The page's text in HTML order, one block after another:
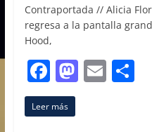
Contraportada // Alicia
regresa a la pantalla
Hood,
F
a
c
M E C
Leer más